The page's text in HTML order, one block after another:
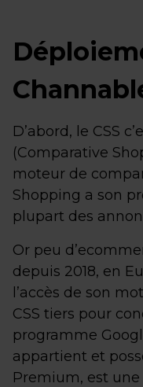
D’abord, le CSS
(Comparative
moteur de
Shopping a son
plupart des
Or peu
depuis 2018, en
l’accès de son
CSS tiers pour
programme
appartient et
Premium, est